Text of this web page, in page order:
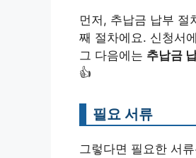
먼저, 추납금 납부 절
째 절차에요. 신청서
그 다음에는 추납금
👍
필요 서류
그렇다면 필요한 서